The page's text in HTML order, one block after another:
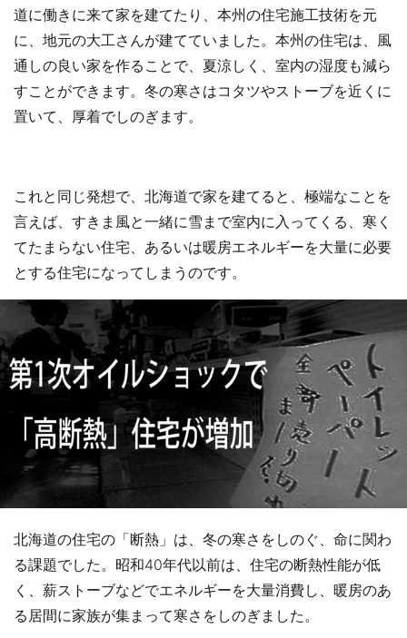
道に働きに来て家を建てたり、本州の住宅施工技術を元
に、地元の大工さんが建てていました。本州の住宅は、風
通しの良い家を作ることで、夏涼しく、室内の湿度も減ら
すことができます。冬の寒さはコタツやストーブを近くに
置いて、厚着でしのぎます。
これと同じ発想で、北海道で家を建てると、極端なことを
言えば、すきま風と一緒に雪まで室内に入ってくる、寒く
てたまらない住宅、あるいは暖房エネルギーを大量に必要
とする住宅になってしまうのです。
北海道の住宅の「断熱」は、冬の寒さをしのぐ、命に関わ
る課題でした。昭和40年代以前は、住宅の断熱性能が低
く、薪ストーブなどでエネルギーを大量消費し、暖房のあ
る居間に家族が集まって寒さをしのぎました。